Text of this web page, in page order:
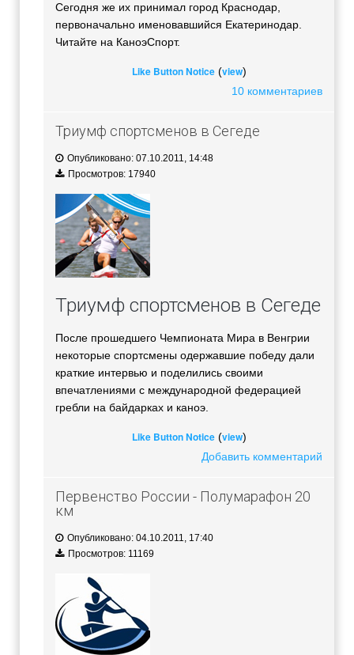
Сегодня же их принимал город Краснодар,
первоначально именовавшийся Екатеринодар.
Читайте на КаноэСпорт.
Like Button Notice(view)
10 комментариев
Триумф спортсменов в Сегеде
Опубликовано: 07.10.2011, 14:48
Просмотров: 17940
Триумф спортсменов в Сегеде
После прошедшего Чемпионата Мира в Венгрии
некоторые спортсмены одержавшие победу дали
краткие интервью и поделились своими
впечатлениями с международной федерацией
гребли на байдарках и каноэ.
Like Button Notice(view)
Добавить комментарий
Первенство России - Полумарафон 20
км
Опубликовано: 04.10.2011, 17:40
Просмотров: 11169